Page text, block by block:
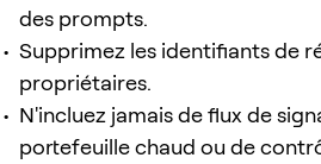
des prompts.
Supprimez les identifiants de
propriétaires.
N'incluez jamais de flux de
portefeuille chaud ou de